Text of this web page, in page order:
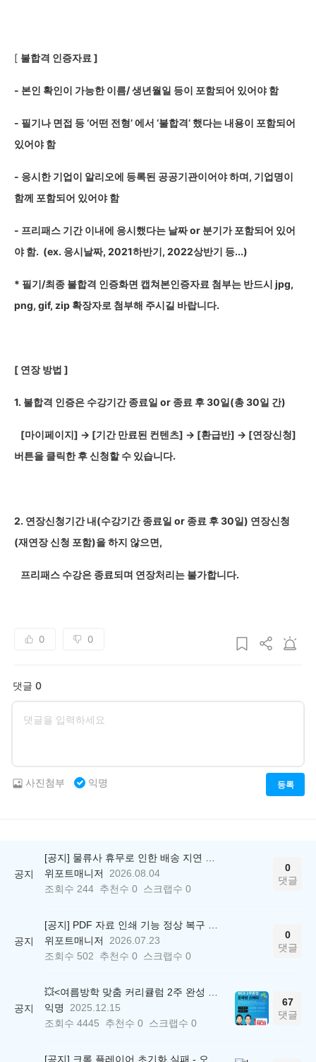
[ 불합격 인증자료 ]
- 본인 확인이 가능한 이름/ 생년월일 등이 포함되어 있어야 함
- 필기나 면접 등 ‘어떤 전형’ 에서 ‘불합격’ 했다는 내용이 포함되어
있어야 함
- 응시한 기업이 알리오에 등록된 공공기관이어야 하며, 기업명이
함께 포함되어 있어야 함
- 프리패스 기간 이내에 응시했다는 날짜 or 분기가 포함되어 있어
야 함. (ex. 응시날짜, 2021하반기, 2022상반기 등...)
* 필기/최종 불합격 인증화면 캡쳐본인증자료 첨부는 반드시 jpg,
png, gif, zip 확장자로 첨부해 주시길 바랍니다.
[ 연장 방법 ]
1. 불합격 인증은 수강기간 종료일 or 종료 후 30일(총 30일 간)
[마이페이지] → [기간 만료된 컨텐츠] → [환급반] → [연장신청]
버튼을 클릭한 후 신청할 수 있습니다.
2. 연장신청기간 내(수강기간 종료일 or 종료 후 30일) 연장신청
(재연장 신청 포함)을 하지 않으면,
프리패스 수강은 종료되며 연장처리는 불가합니다.
0 0
댓글 0
등록
사진첨부 익명
공지
위포트매니저
2026.08.04
조회수 244 추천수 0 스크랩수 0
0
댓글
공지
위포트매니저
2026.07.23
조회수 502 추천수 0 스크랩수 0
0
댓글
공지
익명
2025.12.15
조회수 4445 추천수 0 스크랩수 0
67
댓글